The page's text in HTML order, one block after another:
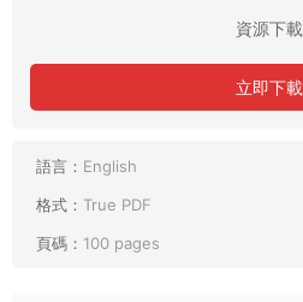
資源下載
立即下載
語言： English
格式： True PDF
頁碼： 100 pages